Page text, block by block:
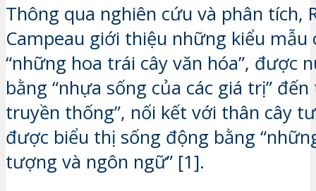
Thông qua nghiên cứu và phân tích,
Campeau giới thiệu những kiểu
“những hoa trái cây văn hóa”, được
bằng “nhựa sống của các giá trị”
truyền thống”, nối kết với thân cây
được biểu thị sống động bằng
tượng và ngôn ngữ” [1].